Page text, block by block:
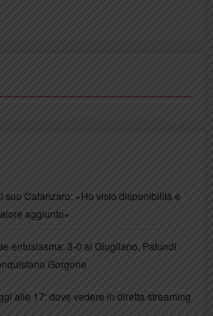
suo Catanzaro: «Ho visto disponibilità e
aggiunto»
entusiasma: 3-0 al Giugliano, Pafundi
Gorgone
alle 17: dove vedere in diretta streaming